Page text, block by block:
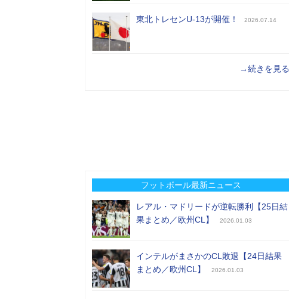
東北トレセンU-13が開催！ 2026.07.14
→続きを見る
フットボール最新ニュース
レアル・マドリードが逆転勝利【25日結
果まとめ／欧州CL】
2026.01.03
インテルがまさかのCL敗退【24日結果
まとめ／欧州CL】
2026.01.03